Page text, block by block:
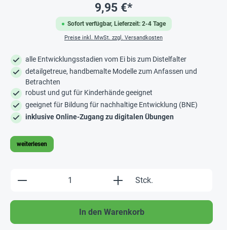
Sofort verfügbar, Lieferzeit: 2-4 Tage
9,95 €*
Preise inkl. MwSt. zzgl. Versandkosten
alle Entwicklungsstadien vom Ei bis zum Distelfalter
detailgetreue, handbemalte Modelle zum Anfassen und
Betrachten
robust und gut für Kinderhände geeignet
geeignet für Bildung für nachhaltige Entwicklung (BNE)
inklusive Online-Zugang zu digitalen Übungen
weiterlesen
Produkt Anzahl: Gib den gewünschten
Stck.
In den Warenkorb